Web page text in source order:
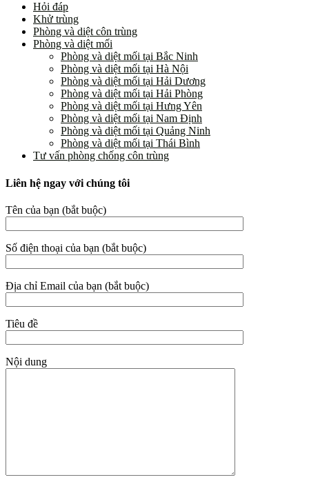
Hỏi đáp
Khử trùng
Phòng và diệt côn trùng
Phòng và diệt mối
Phòng và diệt mối tại Bắc Ninh
Phòng và diệt mối tại Hà Nội
Phòng và diệt mối tại Hải Dương
Phòng và diệt mối tại Hải Phòng
Phòng và diệt mối tại Hưng Yên
Phòng và diệt mối tại Nam Định
Phòng và diệt mối tại Quảng Ninh
Phòng và diệt mối tại Thái Bình
Tư vấn phòng chống côn trùng
Liên hệ ngay với chúng tôi
Tên của bạn (bắt buộc)
Số điện thoại của bạn (bắt buộc)
Địa chỉ Email của bạn (bắt buộc)
Tiêu đề
Nội dung